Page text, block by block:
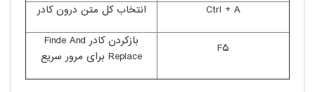
Ctrl + A
انتخاب کل متن درون کادر
F5
بازکردن کادر Finde And
Replace برای مرور سریع